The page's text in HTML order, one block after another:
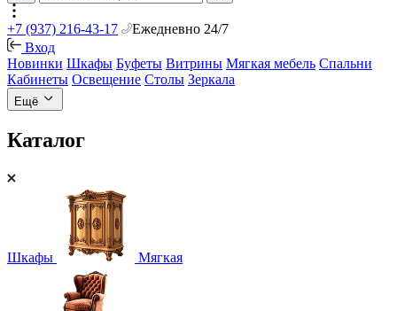
+7 (937) 216-43-17
Ежедневно 24/7
Вход
Новинки Шкафы Буфеты Витрины Мягкая мебель Спальни
Кабинеты Освещение Столы Зеркала
Ещё
Каталог
Шкафы Мягкая